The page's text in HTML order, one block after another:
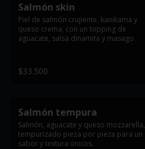
Salmón skin
Piel de salmón crujiente, kanikama y
queso crema, con un topping de
aguacate, salsa dinamita y masago.
$33.500
Salmón tempura
Salmón, aguacate y queso mozzarella,
tempurizado pieza por pieza para un
sabor y textura únicos.